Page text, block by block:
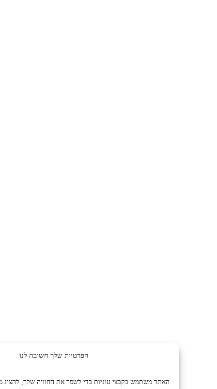
הפרטיות שלך חשובה לנו
האתר משתמש בקבצי עוגיות כדי לשפר את החוויה שלך, להציג מודעות או